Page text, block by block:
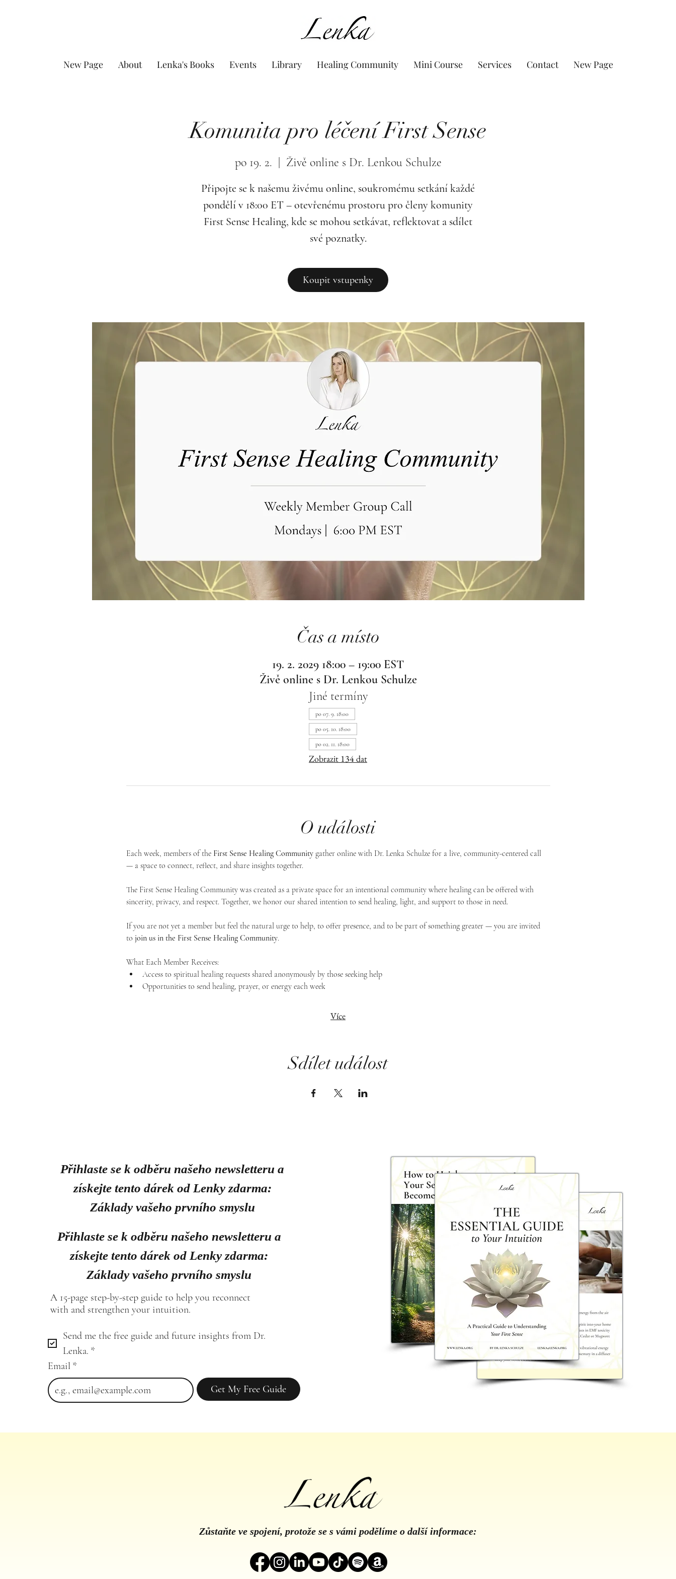
www.Lenka.org
New Page About Lenka's Books Events Library Healing Community Mini Course Services Contact New Page
Komunita pro léčení First Sense
po 19. 2. Živě online s Dr. Lenkou Schulze
Připojte se k našemu živému online, soukromému setkání každé
pondělí v 18:00 ET – otevřenému prostoru pro členy komunity
First Sense Healing, kde se mohou setkávat, reflektovat a sdílet
své poznatky.
Koupit vstupenky
Čas a místo
19. 2. 2029 18:00 – 19:00 EST
Živě online s Dr. Lenkou Schulze
Jiné termíny
po 07. 9. 18:00
po 05. 10. 18:00
po 02. 11. 18:00
Zobrazit 134 dat
O události
Each week, members of the First Sense Healing Community gather online with Dr. Lenka Schulze for a live, community-centered call
— a space to connect, reflect, and share insights together.
The First Sense Healing Community was created as a private space for an intentional community where healing can be offered with
sincerity, privacy, and respect. Together, we honor our shared intention to send healing, light, and support to those in need.
If you are not yet a member but feel the natural urge to help, to offer presence, and to be part of something greater — you are invited
to join us in the First Sense Healing Community.
What Each Member Receives:
Access to spiritual healing requests shared anonymously by those seeking help
Opportunities to send healing, prayer, or energy each week
Více
Sdílet událost
Přihlaste se k odběru našeho newsletteru a
získejte tento dárek od Lenky zdarma:
Základy vašeho prvního smyslu
Přihlaste se k odběru našeho newsletteru a
získejte tento dárek od Lenky zdarma:
Základy vašeho prvního smyslu
A 15-page step-by-step guide to help you reconnect
with and strengthen your intuition.
Send me the free guide and future insights from Dr.
Lenka. *
Email *
Get My Free Guide
Zůstaňte ve spojení, protože se s vámi podělíme o další informace: